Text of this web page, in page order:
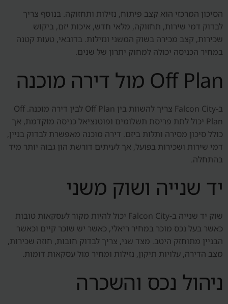
הסיכון המרכזי הוא קצב פיתוח, נזילות ותחזוקה. בנוסף צריך
לבדוק דמי שירות, תחזוקה, מלאי חדש, איכות יזם, ביקוש
שכירות, קצב מכירה בשוק המשני ונזילות. בדובאי, טעות קטנה
במחיר הכניסה יכולה למחוק יתרון של שנים.
Off Plan מול דירה מוכנה
ב-Falcon City צריך להשוות בין Off Plan לבין דירה מוכנה. Off
Plan יכול לתת פריסת תשלומים ופוטנציאל כניסה מוקדמת, אך
כולל סיכון מסירה ותלות ביזם. דירה מוכנה מאפשרת לבדוק בניין,
דמי שירות ושכירות בפועל, אך לעיתים דורשת הון גבוה יותר מיד
בהתחלה.
יד שנייה ושוק משני
שוק יד שנייה ב-Falcon City יכול להיות מקור לעסקאות טובות
כאשר בעל נכס מוכר במחיר ריאלי, כאשר יש שוכר קיים וכאשר
הבניין מתוחזק היטב. מצד שני, צריך לבדוק חובות, חוזה שכירות,
מצב הדירה, עלויות תיקון, נזילות ומחיר מול עסקאות דומות.
ניהול נכס והשכרה